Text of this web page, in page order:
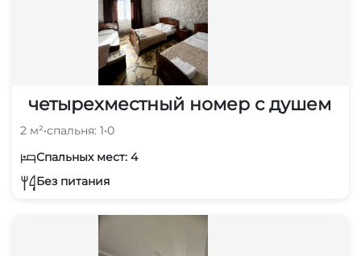
четырехместный номер с душем
2 м²•спальня: 1•0
Спальных мест: 4
Без питания